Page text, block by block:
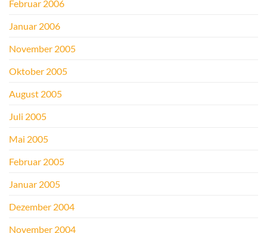
Februar 2006
Januar 2006
November 2005
Oktober 2005
August 2005
Juli 2005
Mai 2005
Februar 2005
Januar 2005
Dezember 2004
November 2004